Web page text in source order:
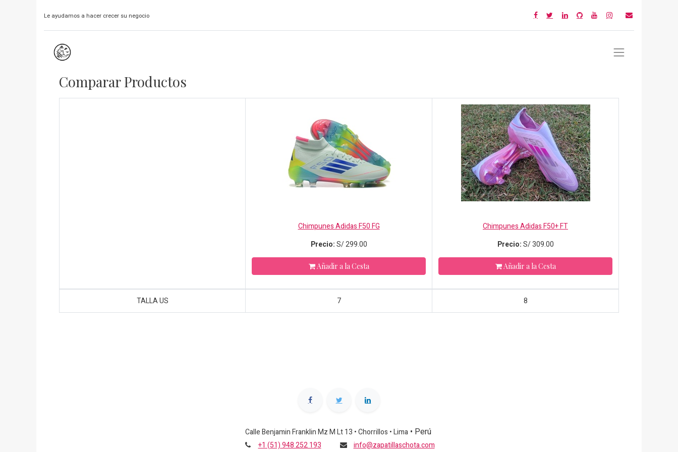
Le ayudamos a hacer crecer su negocio
Comparar Productos
Chimpunes Adidas F50 FG
Precio:S/299.00
Añadir a la Cesta
Chimpunes Adidas F50+ FT
Precio:S/309.00
Añadir a la Cesta
TALLA US 7 8
Calle Benjamin Franklin Mz M Lt 13 • Chorrillos • Lima • Perú
+1 (51) 948 252 193 info@zapatillaschota.com